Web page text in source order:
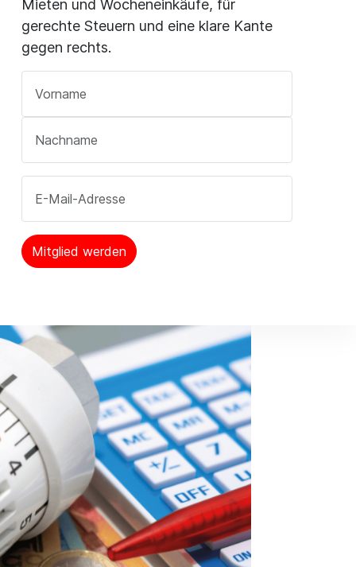
Mieten und Wocheneinkäufe, für
gerechte Steuern und eine klare Kante
gegen rechts.